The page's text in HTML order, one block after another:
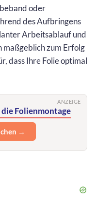
oder
des Aufbringens
Arbeitsablauf und
zum Erfolg
dass Ihre Folie optimal
ANZEIGE
Folienmontage
→